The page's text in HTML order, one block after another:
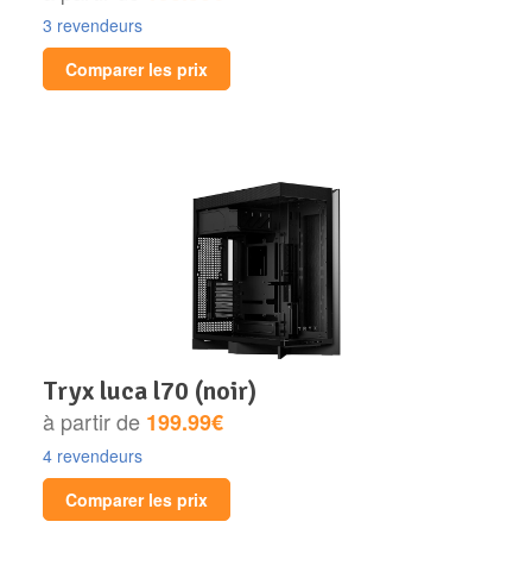
3 revendeurs
Comparer les prix
tryx luca l70 (noir)
à partir de 199.99€
4 revendeurs
Comparer les prix